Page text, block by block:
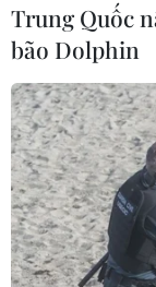
Đức: Bắt
thành lập
Trung Quốc
bão Dolphin